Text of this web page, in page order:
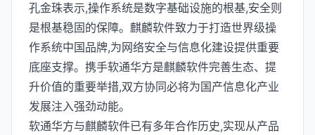
孔金珠表示,操作系统是数字基础设施的根基,安全则
是根基稳固的保障。麒麟软件致力于打造世界级操
作系统中国品牌,为网络安全与信息化建设提供重要
底座支撑。携手软通华方是麒麟软件完善生态、提
升价值的重要举措,双方协同必将为国产信息化产业
发展注入强劲动能。
软通华方与麒麟软件已有多年合作历史,实现从产品